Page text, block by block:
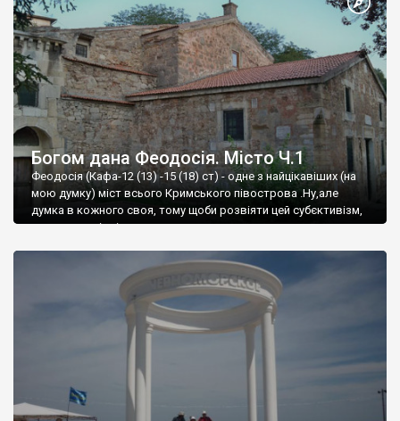
Богом дана Феодосія. Місто Ч.1
Феодосія (Кафа-12 (13) -15 (18) ст) - одне з найцікавіших (на
мою думку) міст всього Кримського півострова .Ну,але
думка в кожного своя, тому щоби розвіяти цей субєктивізм,
запрошую відвідати це